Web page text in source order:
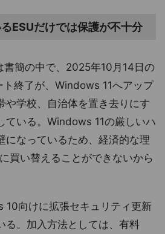
ESUだけでは保護が不十分
簡の中で、2025年10月14日の
終了が、Windows 11へアップ
や学校、自治体を置き去りにす
ている。Windows 11の厳しいハ
になっているため、経済的な理
買い替えることができないから
向けに拡張セキュリティ更新
る。加入方法としては、有料